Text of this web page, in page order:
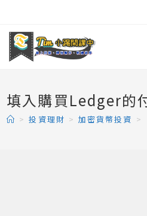
content
填入購買Ledger的
> 投資理財 > 加密貨幣投資 >